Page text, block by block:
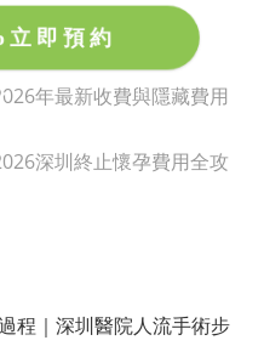
即預約
年最新收費與隱藏費用
深圳終止懷孕費用全攻
程｜深圳醫院人流手術步